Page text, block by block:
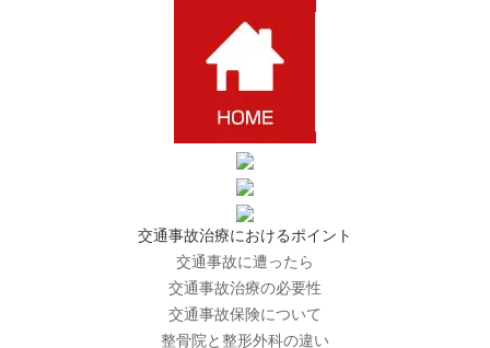
交通事故治療におけるポイント
交通事故に遭ったら
交通事故治療の必要性
交通事故保険について
整骨院と整形外科の違い